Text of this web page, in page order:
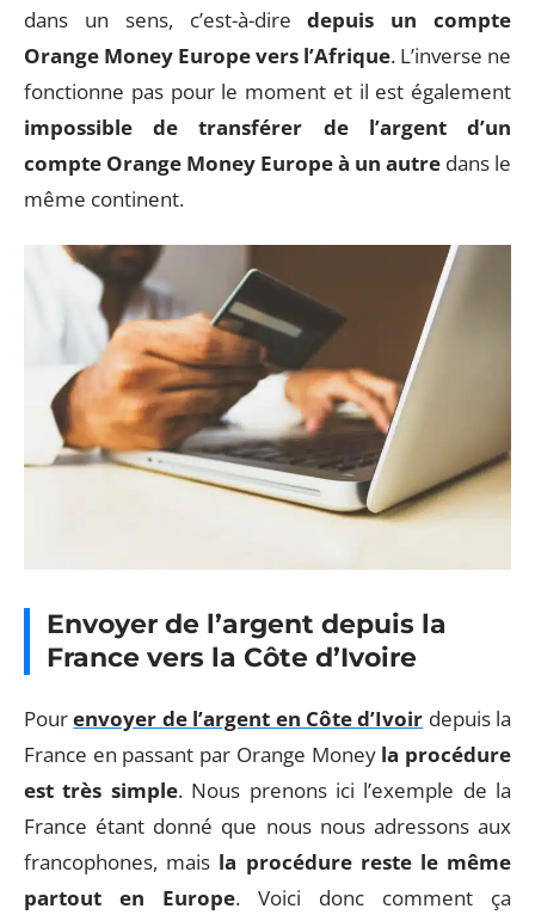
dans un sens, c’est-à-diredepuis un compte
Orange Money Europe vers l’Afrique. L’inverse ne
fonctionne pas pour le moment et il est également
impossible de transférer de l’argent d’un
compte Orange Money Europe à un autre dans le
même continent.
Envoyer de l’argent depuis la
France vers la Côte d’Ivoire
Pourenvoyer de l’argent en Côte d’Ivoir depuis la
France en passant par Orange Money la procédure
est très simple. Nous prenons ici l’exemple de la
France étant donné que nous nous adressons aux
francophones, mais la procédure reste le même
partout en Europe. Voici donc comment ça